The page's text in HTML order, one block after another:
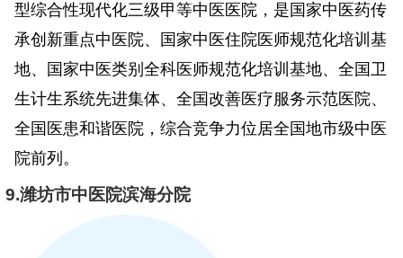
型综合性现代化三级甲等中医医院，是国家中医药传
承创新重点中医院、国家中医住院医师规范化培训基
地、国家中医类别全科医师规范化培训基地、全国卫
生计生系统先进集体、全国改善医疗服务示范医院、
全国医患和谐医院，综合竞争力位居全国地市级中医
院前列。
9.潍坊市中医院滨海分院